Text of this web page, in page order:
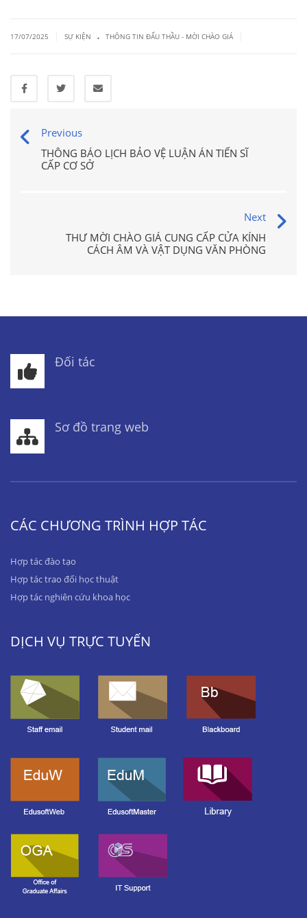
17/07/2025 SỰ KIỆN . THÔNG TIN ĐẤU THẦU - MỜI CHÀO GIÁ
Previous
THÔNG BÁO LỊCH BẢO VỆ LUẬN ÁN TIẾN SĨ
CẤP CƠ SỞ
Next
THƯ MỜI CHÀO GIÁ CUNG CẤP CỬA KÍNH
CÁCH ÂM VÀ VẬT DỤNG VĂN PHÒNG
Đối tác
Sơ đồ trang web
CÁC CHƯƠNG TRÌNH HỢP TÁC
Hợp tác đào tạo
Hợp tác trao đổi học thuật
Hợp tác nghiên cứu khoa học
DỊCH VỤ TRỰC TUYẾN